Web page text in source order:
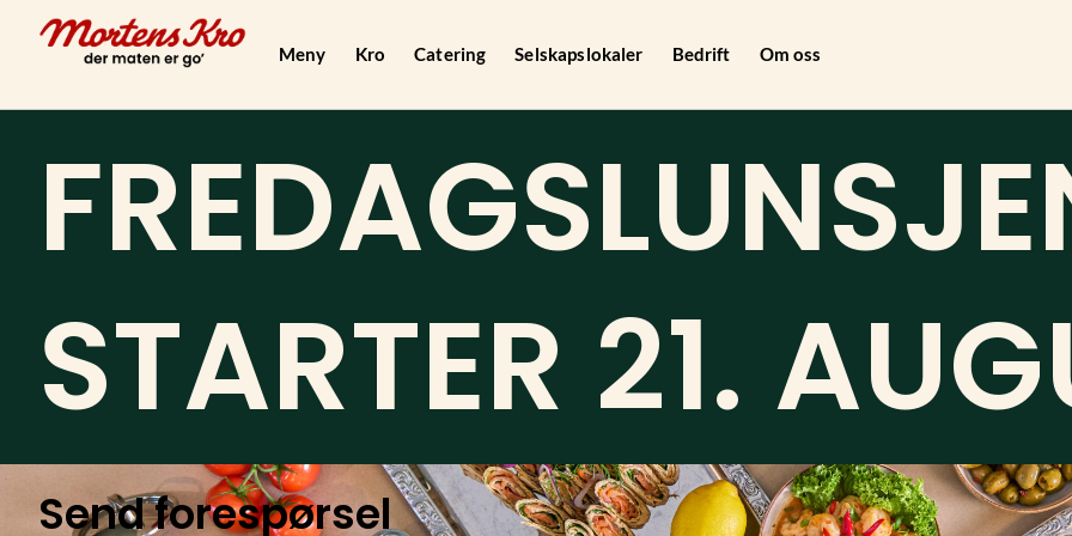
Meny Kro Catering Selskapslokaler Bedrift Om oss
STARTER 21.
Send forespørsel